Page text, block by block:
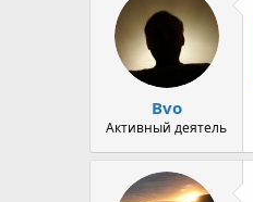
Bvo
Активный деятель